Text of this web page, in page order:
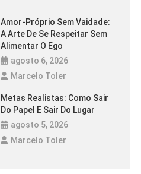
Amor-Próprio Sem Vaidade:
A Arte De Se Respeitar Sem
Alimentar O Ego
agosto 6, 2026
Marcelo Toler
Metas Realistas: Como Sair
Do Papel E Sair Do Lugar
agosto 5, 2026
Marcelo Toler